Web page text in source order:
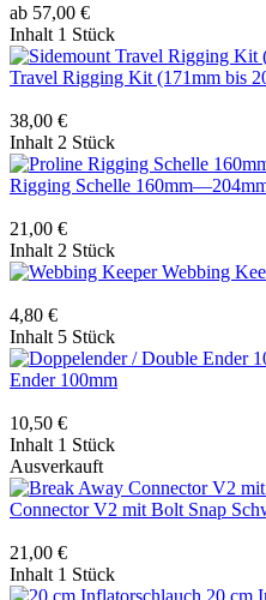
ab 57,00 €
Inhalt 1 Stück
Travel Rigging Kit (171mm bis
38,00 €
Inhalt 2 Stück
Rigging Schelle
21,00 €
Inhalt 2 Stück
Webbing
4,80 €
Inhalt 5 Stück
Ender 100mm
10,50 €
Inhalt 1 Stück
Ausverkauft
Connector V2 mit Bolt Snap
21,00 €
Inhalt 1 Stück
20 cm